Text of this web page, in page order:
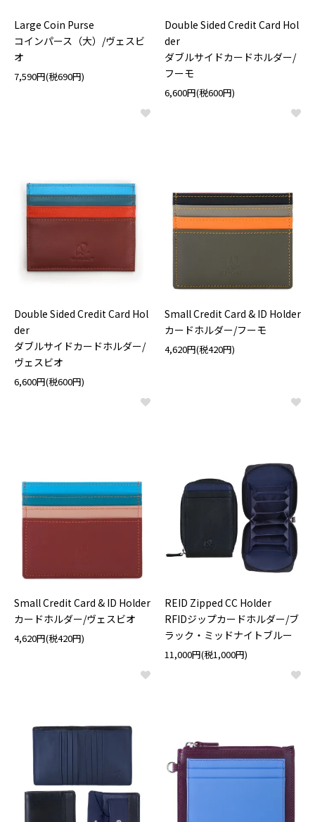
Large Coin Purse
コインパース（大）/ヴェスビ
オ
7,590円(税690円)
Double Sided Credit Card Hol
der
ダブルサイドカードホルダー/
フーモ
6,600円(税600円)
Double Sided Credit Card Hol
der
ダブルサイドカードホルダー/
ヴェスビオ
6,600円(税600円)
Small Credit Card & ID Holder
カードホルダー/フーモ
4,620円(税420円)
Small Credit Card & ID Holder
カードホルダー/ヴェスビオ
4,620円(税420円)
REID Zipped CC Holder
RFIDジップカードホルダー/ブ
ラック・ミッドナイトブルー
11,000円(税1,000円)